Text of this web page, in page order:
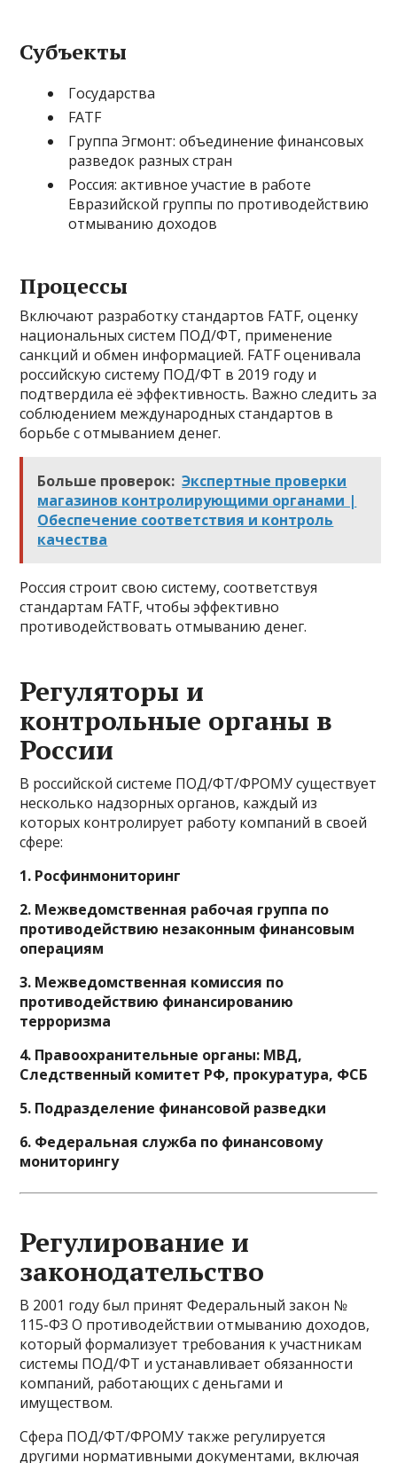
Субъекты
Государства
FATF
Группа Эгмонт: объединение финансовых
разведок разных стран
Россия: активное участие в работе
Евразийской группы по противодействию
отмыванию доходов
Процессы
Включают разработку стандартов FATF, оценку
национальных систем ПОД/ФТ, применение
санкций и обмен информацией. FATF оценивала
российскую систему ПОД/ФТ в 2019 году и
подтвердила её эффективность. Важно следить за
соблюдением международных стандартов в
борьбе с отмыванием денег.
Больше проверок: Экспертные проверки
магазинов контролирующими органами |
Обеспечение соответствия и контроль
качества
Россия строит свою систему, соответствуя
стандартам FATF, чтобы эффективно
противодействовать отмыванию денег.
Регуляторы и
контрольные органы в
России
В российской системе ПОД/ФТ/ФРОМУ существует
несколько надзорных органов, каждый из
которых контролирует работу компаний в своей
сфере:
1. Росфинмониторинг
2. Межведомственная рабочая группа по
противодействию незаконным финансовым
операциям
3. Межведомственная комиссия по
противодействию финансированию
терроризма
4. Правоохранительные органы: МВД,
Следственный комитет РФ, прокуратура, ФСБ
5. Подразделение финансовой разведки
6. Федеральная служба по финансовому
мониторингу
Регулирование и
законодательство
В 2001 году был принят Федеральный закон №
115-ФЗ О противодействии отмыванию доходов,
который формализует требования к участникам
системы ПОД/ФТ и устанавливает обязанности
компаний, работающих с деньгами и
имуществом.
Сфера ПОД/ФТ/ФРОМУ также регулируется
другими нормативными документами, включая